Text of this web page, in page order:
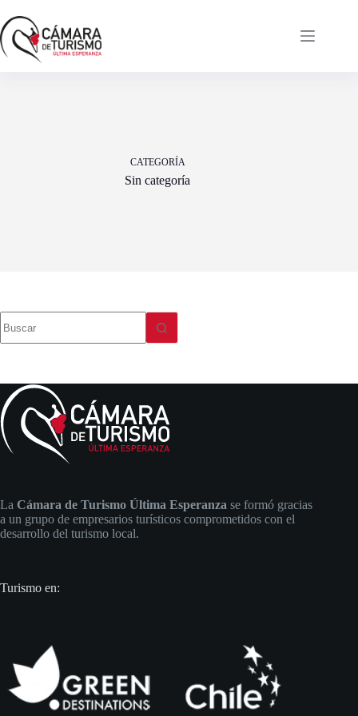
al
contenido
CATEGORÍA
Sin categoría
resultados
La Cámara de Turismo Última Esperanza se formó gracias
a un grupo de empresarios turísticos comprometidos con el
desarrollo del turismo local.
Turismo en: